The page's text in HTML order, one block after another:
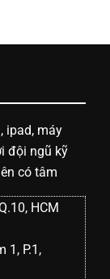
ipad, máy
đội ngũ kỹ
có tâm
HCM
1, P.1,